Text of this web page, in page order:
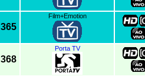
365
Film+Emotion
368
Porta TV